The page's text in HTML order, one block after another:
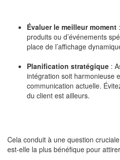
Évaluer le meilleur moment
produits ou d’événements
place de l’affichage
Planification stratégique :
intégration soit harmonieuse
communication actuelle.
du client est ailleurs.
Cela conduit à une question
est-elle la plus bénéfique pour